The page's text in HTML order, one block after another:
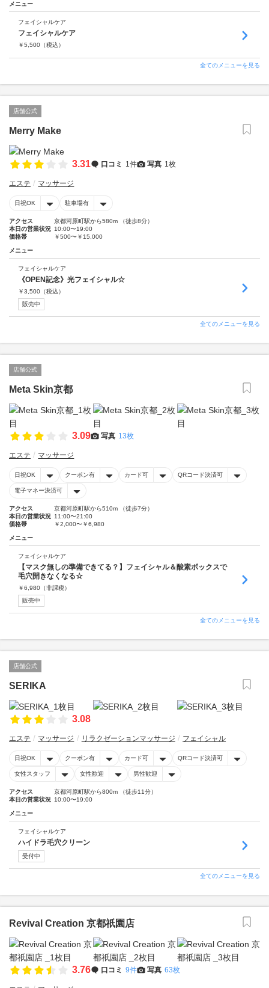
メニュー
フェイシャルケア
フェイシャルケア
￥5,500 （税込）
全てのメニューを見る
店舗公式
Merry Make
3.31 口コミ 1件 写真 1枚
エステ マッサージ
日祝OK 駐車場有
アクセス
京都河原町駅から580m （徒歩8分）
本日の営業状況 10:00〜19:00
価格帯
￥500〜￥15,000
メニュー
フェイシャルケア
《OPEN記念》光フェイシャル☆
￥3,500 （税込）
販売中
全てのメニューを見る
店舗公式
Meta Skin京都
3.09 写真 13枚
エステ マッサージ
日祝OK クーポン有 カード可 QRコード決済可
電子マネー決済可
アクセス
京都河原町駅から510m （徒歩7分）
本日の営業状況 11:00〜21:00
価格帯
￥2,000〜￥6,980
メニュー
フェイシャルケア
【マスク無しの準備できてる？】フェイシャル＆酸素ボックスで
毛穴開きなくなる☆
￥6,980 （非課税）
販売中
全てのメニューを見る
店舗公式
SERIKA
3.08
エステ マッサージ リラクゼーションマッサージ フェイシャル
日祝OK クーポン有 カード可 QRコード決済可
女性スタッフ 女性歓迎 男性歓迎
アクセス
京都河原町駅から800m （徒歩11分）
本日の営業状況 10:00〜19:00
メニュー
フェイシャルケア
ハイドラ毛穴クリーン
受付中
全てのメニューを見る
Revival Creation 京都祇園店
3.76 口コミ 9件 写真 63枚